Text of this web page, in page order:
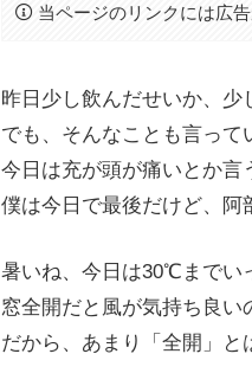
当ページのリンクには広
昨日少し飲んだせいか、少
でも、そんなことも言って
今日は充が頭が痛いとか言
僕は今日で最後だけど、阿
暑いね、今日は30℃までい
窓全開だと風が気持ち良い
だから、あまり「全開」と